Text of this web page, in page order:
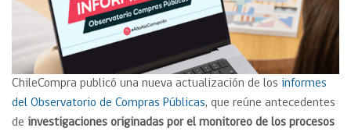
ChileCompra publicó una nueva actualización de los informes
del Observatorio de Compras Públicas, que reúne antecedentes
de investigaciones originadas por el monitoreo de los procesos